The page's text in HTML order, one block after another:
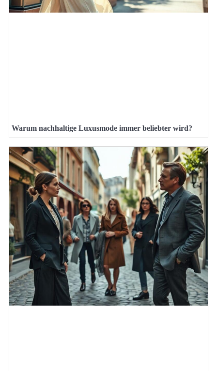
Warum nachhaltige Luxusmode immer beliebter wird?